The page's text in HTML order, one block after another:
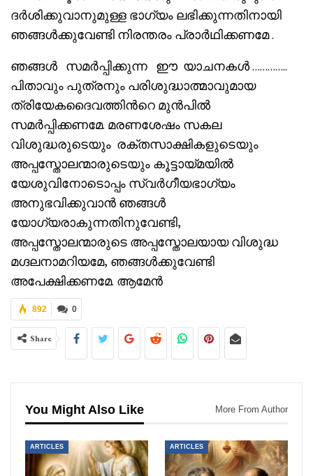
ദർശിക്കുവാനുമുള്ള ഭാഗ്യം ലഭിക്കുന്നതിനായി
ഞങ്ങൾക്കുവേണ്ടി നിരന്തരം പ്രാർഥിക്കണമേ .
ഞങ്ങൾ സമർപ്പിക്കുന്ന ഈ യാചനകൾ …………..
പിതാവും പുത്രനും പരിശുദ്ധാത്മാവുമായ
ത്രിയേകദൈവത്തിൻറെ മുൻപിൽ
സമർപ്പിക്കണമേ. മരണശേഷം സകല
വിശുദ്ധരുടെയും രക്തസാക്ഷികളുടെയും
അപ്പസ്തോലന്മാരുടെയും കൂട്ടായ്മയിൽ
യേശുവിനോടൊപ്പം സ്വർഗീയഭാഗ്യം
അനുഭവിക്കുവാൻ ഞങ്ങൾ
യോഗ്യരാകുന്നതിനുവേണ്ടി,
അപ്പസ്തോലന്മാരുടെ അപ്പസ്തോലയായ വിശുദ്ധ
മഗ്ദലനാമറിയമേ, ഞങ്ങൾക്കുവേണ്ടി
അപേക്ഷിക്കണമേ. ആമേൻ
0
892
Share
You Might Also Like More From Author
ARTICLES ARTICLES